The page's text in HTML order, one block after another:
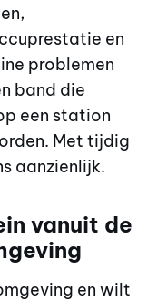
en
problemen
band die
een station
Met tijdig
aanzienlijk.
vanuit de
en wilt